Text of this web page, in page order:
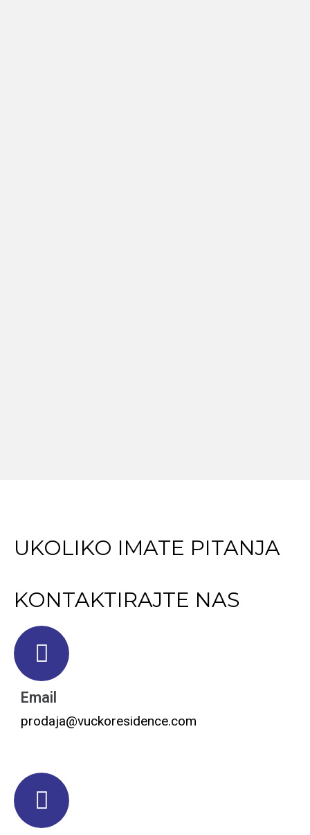
UKOLIKO IMATE PITANJA
KONTAKTIRAJTE NAS
Email
prodaja@vuckoresidence.com